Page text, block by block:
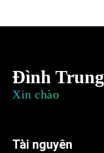
Đình Trung
Xin chào
Tài nguyên